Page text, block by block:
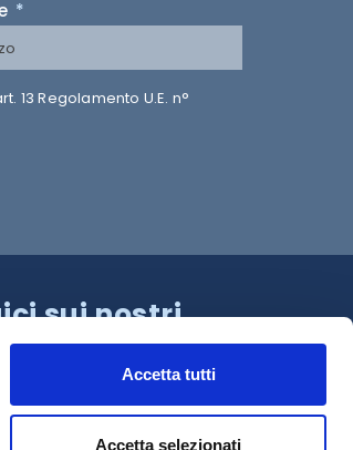
Accetta tutti
Accetta selezionati
13 Regolamento U.E. n°
sui nostri